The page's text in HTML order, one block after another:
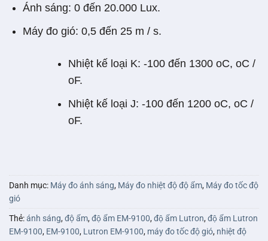
Ánh sáng: 0 đến 20.000 Lux.
Máy đo gió: 0,5 đến 25 m / s.
Nhiệt kế loại K: -100 đến 1300 oC, oC /
oF.
Nhiệt kế loại J: -100 đến 1200 oC, oC /
oF.
Danh mục: Máy đo ánh sáng, Máy đo nhiệt độ độ ẩm, Máy đo tốc độ
gió
Thẻ:ánh sáng,độ ẩm,độ ẩm EM-9100,độ ẩm Lutron,độ ẩm Lutron
EM-9100, EM-9100, Lutron EM-9100, máy đo tốc độ gió, nhiệt độ